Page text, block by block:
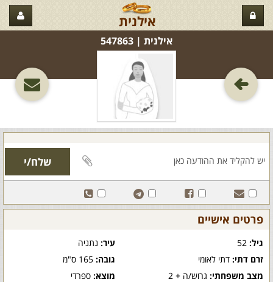
אילנית
אילנית‏ | 547863
פרטים אישיים
גיל: עיר:נתניה
זרם דתי: דתי לאומי גובה:165 ס"מ
מצב משפחתי: גרוש/ה + 2 מוצא:ספרדי